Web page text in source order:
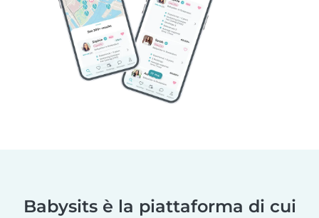
Babysits è la piattaforma di cui